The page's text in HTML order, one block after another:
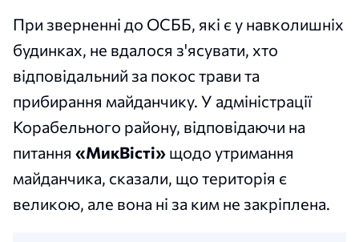
При зверненні до ОСББ, які є у навколишніх
будинках, не вдалося з'ясувати, хто
відповідальний за покос трави та
прибирання майданчику. У адміністрації
Корабельного району, відповідаючи на
питання «МикВісті» щодо утримання
майданчика, сказали, що територія є
великою, але вона ні за ким не закріплена.